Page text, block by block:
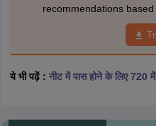
recommendations
ये भी पढ़ें : नीट में पास होने के लिए 720